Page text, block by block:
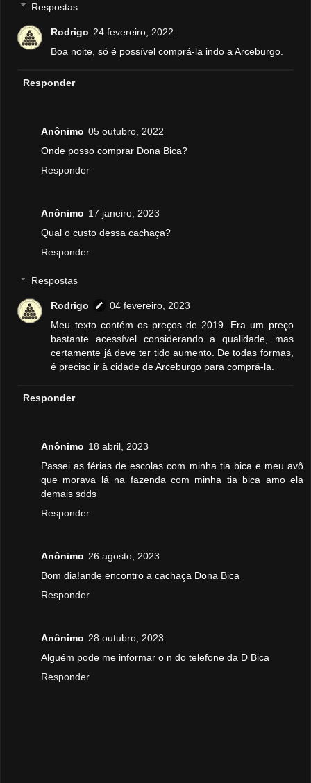
Respostas
Rodrigo 24 fevereiro, 2022
Boa noite, só é possível comprá-la indo a Arceburgo.
Responder
Anônimo 05 outubro, 2022
Onde posso comprar Dona Bica?
Responder
Anônimo 17 janeiro, 2023
Qual o custo dessa cachaça?
Responder
Respostas
Rodrigo
04 fevereiro, 2023
Meu texto contém os preços de 2019. Era um preço
bastante acessível considerando a qualidade, mas
certamente já deve ter tido aumento. De todas formas,
é preciso ir à cidade de Arceburgo para comprá-la.
Responder
Anônimo 18 abril, 2023
Passei as férias de escolas com minha tia bica e meu avô
que morava lá na fazenda com minha tia bica amo ela
demais sdds
Responder
Anônimo 26 agosto, 2023
Bom dia!ande encontro a cachaça Dona Bica
Responder
Anônimo 28 outubro, 2023
Alguém pode me informar o n do telefone da D Bica
Responder